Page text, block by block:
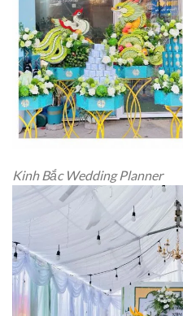
Kinh Bắc Wedding Planner